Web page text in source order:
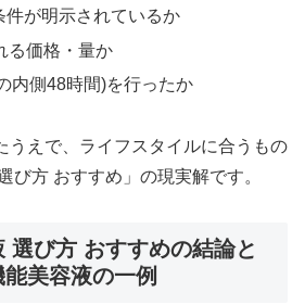
件が明示されているか
る価格・量か
内側48時間)を行ったか
うえで、ライフスタイルに合うもの
び方 おすすめ」の現実解です。
選び方 おすすめの結論と
美容液の一例